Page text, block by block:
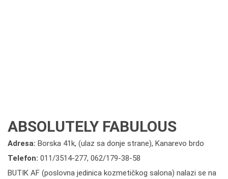
ABSOLUTELY FABULOUS
Adresa: Borska 41k, (ulaz sa donje strane), Kanarevo brdo
Telefon: 011/3514-277, 062/179-38-58
BUTIK AF (poslovna jedinica kozmetičkog salona) nalazi se na